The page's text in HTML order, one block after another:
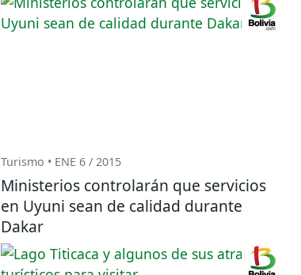
Turismo • ENE 6 / 2015
Ministerios controlarán que servicios
en Uyuni sean de calidad durante
Dakar